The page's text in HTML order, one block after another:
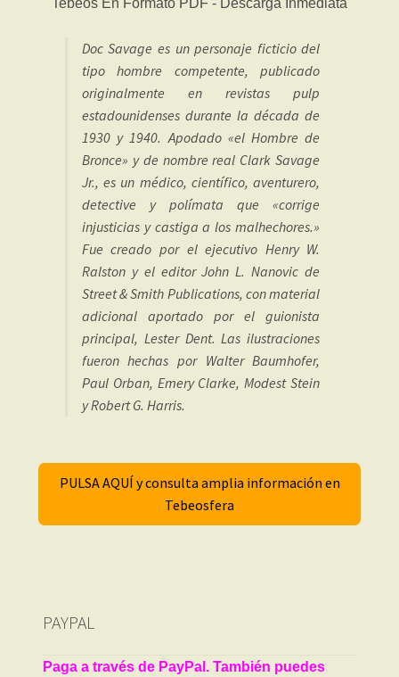
Doc Savage es un personaje ficticio del
tipo hombre competente, publicado
originalmente en revistas pulp
estadounidenses durante la década de
1930 y 1940. Apodado «el Hombre de
Bronce» y de nombre real Clark Savage
Jr., es un médico, científico, aventurero,
detective y polímata que «corrige
injusticias y castiga a los malhechores.»
Fue creado por el ejecutivo Henry W.
Ralston y el editor John L. Nanovic de
Street & Smith Publications, con material
adicional aportado por el guionista
principal, Lester Dent. Las ilustraciones
fueron hechas por Walter Baumhofer,
Paul Orban, Emery Clarke, Modest Stein
y Robert G. Harris.
PULSA AQUÍ y consulta amplia información en
Tebeosfera
PAYPAL
Paga a través de PayPal. También puedes